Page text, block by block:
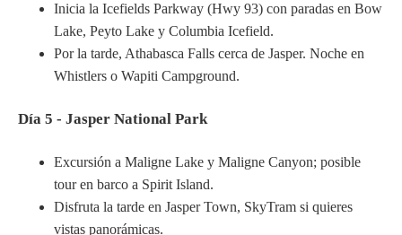
Inicia la Icefields Parkway (Hwy 93) con paradas en Bow
Lake, Peyto Lake y Columbia Icefield.
Por la tarde, Athabasca Falls cerca de Jasper. Noche en
Whistlers o Wapiti Campground.
Día 5 - Jasper National Park
Excursión a Maligne Lake y Maligne Canyon; posible
tour en barco a Spirit Island.
Disfruta la tarde en Jasper Town, SkyTram si quieres
vistas panorámicas.